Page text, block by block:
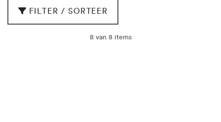
FILTER / SORTEER
8 van 8 items